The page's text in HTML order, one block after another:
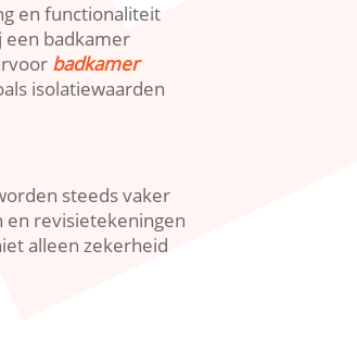
en functionaliteit
badkamer
badkamer
isolatiewaarden
steeds vaker
en revisietekeningen
alleen zekerheid